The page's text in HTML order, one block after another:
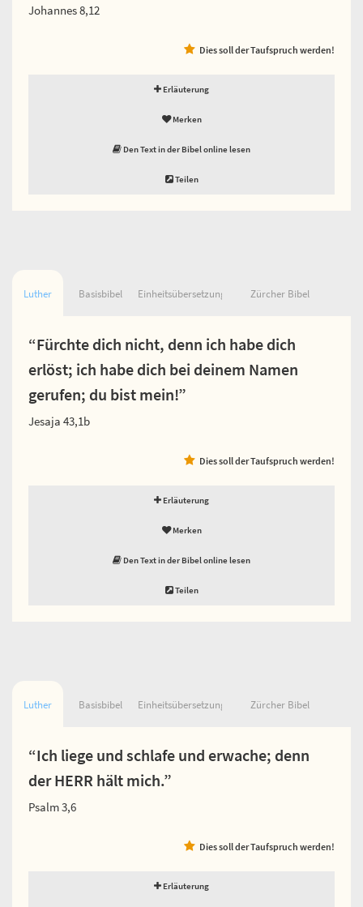
Johannes 8,12
Dies soll der Taufspruch werden!
Erläuterung
Merken
Den Text in der Bibel online lesen
Teilen
Luther Basisbibel Einheitsübersetzung Zürcher Bibel
“Fürchte dich nicht, denn ich habe dich
erlöst; ich habe dich bei deinem Namen
gerufen; du bist mein!”
Jesaja 43,1b
Dies soll der Taufspruch werden!
Erläuterung
Merken
Den Text in der Bibel online lesen
Teilen
Luther Basisbibel Einheitsübersetzung Zürcher Bibel
“Ich liege und schlafe und erwache; denn
der HERR hält mich.”
Psalm 3,6
Dies soll der Taufspruch werden!
Erläuterung